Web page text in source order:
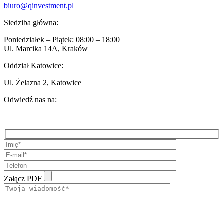
biuro@qinvestment.pl
Siedziba główna:
Poniedziałek – Piątek: 08:00 – 18:00
Ul. Marcika 14A, Kraków
Oddział Katowice:
Ul. Żelazna 2, Katowice
Odwiedź nas na:
Załącz PDF